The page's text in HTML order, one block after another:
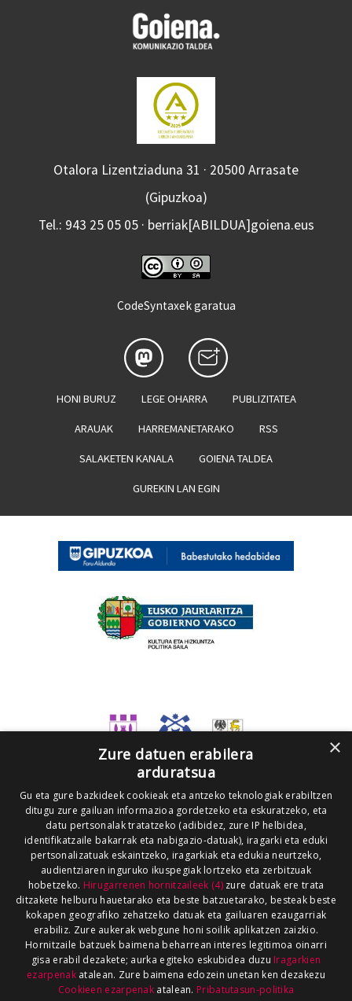
Otalora Lizentziaduna 31 · 20500 Arrasate
(Gipuzkoa)
Tel.: 943 25 05 05 · berriak[ABILDUA]goiena.eus
CodeSyntaxek garatua
HONI BURUZ LEGE OHARRA PUBLIZITATEA
ARAUAK HARREMANETARAKO RSS
SALAKETEN KANALA GOIENA TALDEA
GUREKIN LAN EGIN
×
Zure datuen erabilera
arduratsua
Gu eta gure bazkideek cookieak eta antzeko teknologiak erabiltzen
ditugu zure gailuan informazioa gordetzeko eta eskuratzeko, eta
datu pertsonalak tratatzeko (adibidez, zure IP helbidea,
identifikatzaile bakarrak eta nabigazio-datuak), iragarki eta eduki
pertsonalizatuak eskaintzeko, iragarkiak eta edukia neurtzeko,
audientziaren inguruko ikuspegiak lortzeko eta zerbitzuak
hobetzeko. Hirugarrenen hornitzaileek (4)zure datuak ere trata
ditzakete helburu hauetarako eta beste batzuetarako, besteak beste
kokapen geografiko zehatzeko datuak eta gailuaren ezaugarriak
erabiliz. Zure aukerak webgune honi soilik aplikatzen zaizkio.
Hornitzaile batzuek baimena beharrean interes legitimoa oinarri
gisa erabil dezakete; aurka egiteko eskubidea duzu Iragarkien
ezarpenakatalean. Zure baimena edozein unetan ken dezakezu
Cookieen ezarpenak atalean. Pribatutasun-politika